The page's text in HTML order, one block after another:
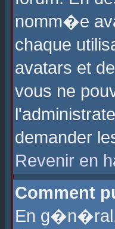
nomm�e
chaque
avatars et
vous ne
demander
Revenir en
Comment
En g�n�ral,